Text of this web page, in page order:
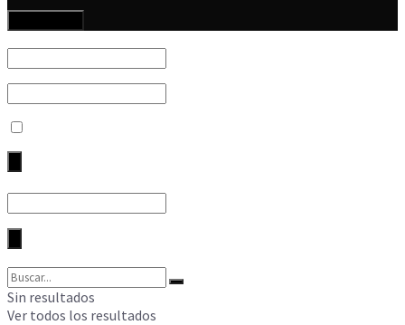
Sin resultados
Ver todos los resultados